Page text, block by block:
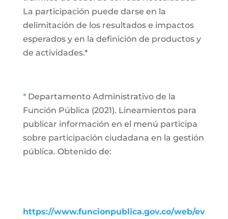
La participación puede darse en la
delimitación de los resultados e impactos
esperados y en la definición de productos y
de actividades.*
* Departamento Administrativo de la
Función Pública (2021). Lineamientos para
publicar información en el menú participa
sobre participación ciudadana en la gestión
pública. Obtenido de:
https://www.funcionpublica.gov.co/web/ev